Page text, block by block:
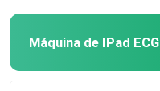
Máquina de IPad ECG